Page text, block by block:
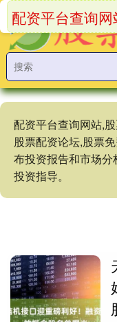
配资平台查询网站,
股票配资论坛,股票
布投资报告和市场
投资指导。
配资平台查询